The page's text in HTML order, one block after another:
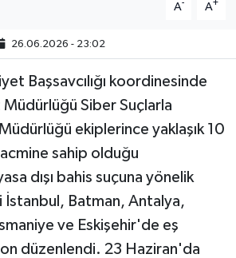
A- A+
26.06.2026 - 23:02
Başsavcılığı koordinesinde
Siber Suçlarla
ekiplerince yaklaşık 10
sahip olduğu
dışı bahis suçuna yönelik
İstanbul, Batman, Antalya,
ve Eskişehir'de eş
düzenlendi. 23 Haziran'da